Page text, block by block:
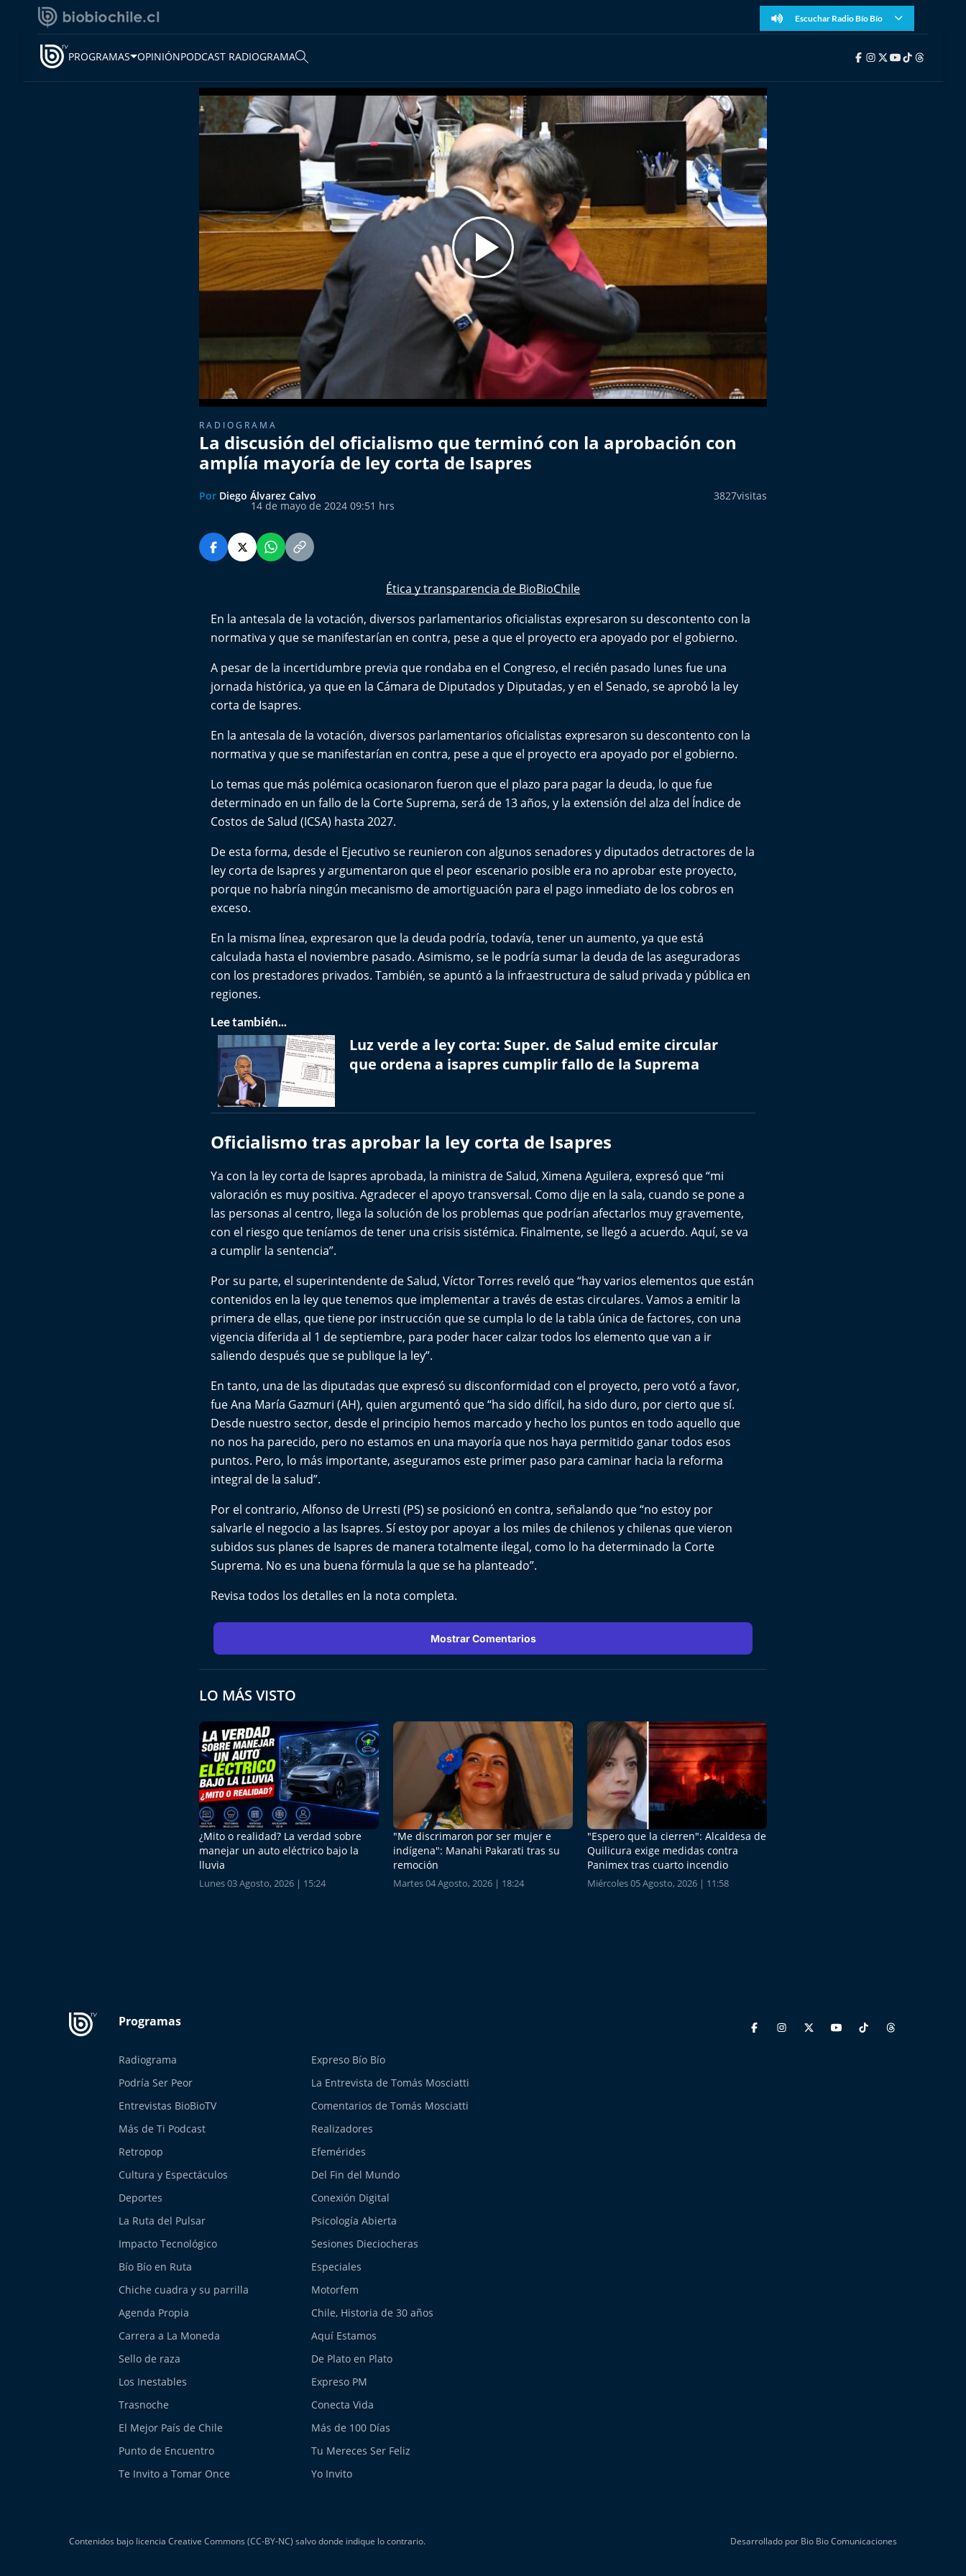
Escuchar Radio Bío Bío
PROGRAMAS OPINIÓNPODCAST RADIOGRAMA
RADIOGRAMA
La discusión del oficialismo que terminó con la aprobación con
amplía mayoría de ley corta de Isapres
Por Diego Álvarez Calvo
14 de mayo de 2024 09:51 hrs
3827visitas
Ética y transparencia de BioBioChile
En la antesala de la votación, diversos parlamentarios oficialistas expresaron su descontento con la
normativa y que se manifestarían en contra, pese a que el proyecto era apoyado por el gobierno.
A pesar de la incertidumbre previa que rondaba en el Congreso, el recién pasado lunes fue una
jornada histórica, ya que en la Cámara de Diputados y Diputadas, y en el Senado, se aprobó la ley
corta de Isapres.
En la antesala de la votación, diversos parlamentarios oficialistas expresaron su descontento con la
normativa y que se manifestarían en contra, pese a que el proyecto era apoyado por el gobierno.
Lo temas que más polémica ocasionaron fueron que el plazo para pagar la deuda, lo que fue
determinado en un fallo de la Corte Suprema, será de 13 años, y la extensión del alza del Índice de
Costos de Salud (ICSA) hasta 2027.
De esta forma, desde el Ejecutivo se reunieron con algunos senadores y diputados detractores de la
ley corta de Isapres y argumentaron que el peor escenario posible era no aprobar este proyecto,
porque no habría ningún mecanismo de amortiguación para el pago inmediato de los cobros en
exceso.
En la misma línea, expresaron que la deuda podría, todavía, tener un aumento, ya que está
calculada hasta el noviembre pasado. Asimismo, se le podría sumar la deuda de las aseguradoras
con los prestadores privados. También, se apuntó a la infraestructura de salud privada y pública en
regiones.
Lee también...
Luz verde a ley corta: Super. de Salud emite circular
que ordena a isapres cumplir fallo de la Suprema
Oficialismo tras aprobar la ley corta de Isapres
Ya con la ley corta de Isapres aprobada, la ministra de Salud, Ximena Aguilera, expresó que “mi
valoración es muy positiva. Agradecer el apoyo transversal. Como dije en la sala, cuando se pone a
las personas al centro, llega la solución de los problemas que podrían afectarlos muy gravemente,
con el riesgo que teníamos de tener una crisis sistémica. Finalmente, se llegó a acuerdo. Aquí, se va
a cumplir la sentencia”.
Por su parte, el superintendente de Salud, Víctor Torres reveló que “hay varios elementos que están
contenidos en la ley que tenemos que implementar a través de estas circulares. Vamos a emitir la
primera de ellas, que tiene por instrucción que se cumpla lo de la tabla única de factores, con una
vigencia diferida al 1 de septiembre, para poder hacer calzar todos los elemento que van a ir
saliendo después que se publique la ley”.
En tanto, una de las diputadas que expresó su disconformidad con el proyecto, pero votó a favor,
fue Ana María Gazmuri (AH), quien argumentó que “ha sido difícil, ha sido duro, por cierto que sí.
Desde nuestro sector, desde el principio hemos marcado y hecho los puntos en todo aquello que
no nos ha parecido, pero no estamos en una mayoría que nos haya permitido ganar todos esos
puntos. Pero, lo más importante, aseguramos este primer paso para caminar hacia la reforma
integral de la salud”.
Por el contrario, Alfonso de Urresti (PS) se posicionó en contra, señalando que “no estoy por
salvarle el negocio a las Isapres. Sí estoy por apoyar a los miles de chilenos y chilenas que vieron
subidos sus planes de Isapres de manera totalmente ilegal, como lo ha determinado la Corte
Suprema. No es una buena fórmula la que se ha planteado”.
Revisa todos los detalles en la nota completa.
Mostrar Comentarios
LO MÁS VISTO
¿Mito o realidad? La verdad sobre
manejar un auto eléctrico bajo la
lluvia
Lunes 03 Agosto, 2026 | 15:24
"Me discrimaron por ser mujer e
indígena": Manahi Pakarati tras su
remoción
Martes 04 Agosto, 2026 | 18:24
"Espero que la cierren": Alcaldesa de
Quilicura exige medidas contra
Panimex tras cuarto incendio
Miércoles 05 Agosto, 2026 | 11:58
Radiograma
Expreso Bío Bío
Podría Ser Peor
La Entrevista de Tomás Mosciatti
Entrevistas BioBioTV
Comentarios de Tomás Mosciatti
Más de Ti Podcast
Realizadores
Retropop
Efemérides
Cultura y Espectáculos
Del Fin del Mundo
Deportes
Conexión Digital
La Ruta del Pulsar
Psicología Abierta
Impacto Tecnológico
Sesiones Dieciocheras
Bío Bío en Ruta
Especiales
Chiche cuadra y su parrilla
Motorfem
Agenda Propia
Chile, Historia de 30 años
Carrera a La Moneda
Aquí Estamos
Sello de raza
De Plato en Plato
Los Inestables
Expreso PM
Trasnoche
Conecta Vida
El Mejor País de Chile
Más de 100 Días
Punto de Encuentro
Tu Mereces Ser Feliz
Te Invito a Tomar Once
Yo Invito
Contenidos bajo licencia Creative Commons (CC-BY-NC) salvo donde indique lo contrario. Desarrollado por Bio Bio Comunicaciones